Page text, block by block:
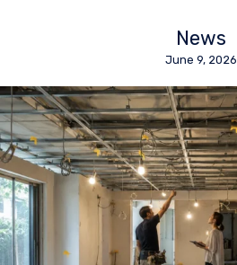
News
June 9, 2026